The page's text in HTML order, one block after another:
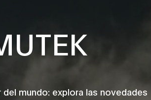
del mundo: explora las novedades